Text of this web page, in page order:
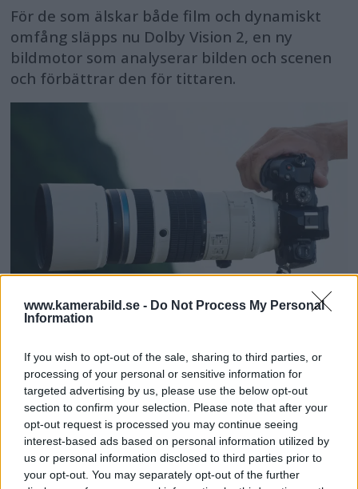
www.kamerabild.se - Do Not Process My Personal
Information
If you wish to opt-out of the sale, sharing to third parties, or
processing of your personal or sensitive information for
targeted advertising by us, please use the below opt-out
section to confirm your selection. Please note that after your
opt-out request is processed you may continue seeing
interest-based ads based on personal information utilized by
us or personal information disclosed to third parties prior to
your opt-out. You may separately opt-out of the further
För de som älskar både film och dynamiskt
omfång släpps nu Dolby Vision 2, en ny
bildmotor som analyserar bilden och scenen
och förbättrar den för tittaren.
gratislån av kameror &
objektiv i Sverige
OM System lanserar nu "Test & Wow"-
programmet i Sverige, vilket gör det möjligt
att låna hem kameror och objektiv under fem